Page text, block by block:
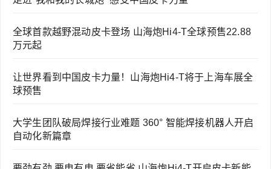
全球首款越野混动皮卡登场 山海炮Hi4-T全球预售22.88
万元起
让世界看到中国皮卡力量！山海炮Hi4-T将于上海车展全
球预售
大学生团队破局焊接行业难题 360° 智能焊接机器人开启
自动化新篇章